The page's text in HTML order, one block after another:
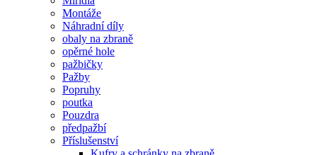
Montáže
Náhradní díly
obaly na zbraně
opěrné hole
pažbičky
Pažby
Popruhy
poutka
Pouzdra
předpažbí
Příslušenství